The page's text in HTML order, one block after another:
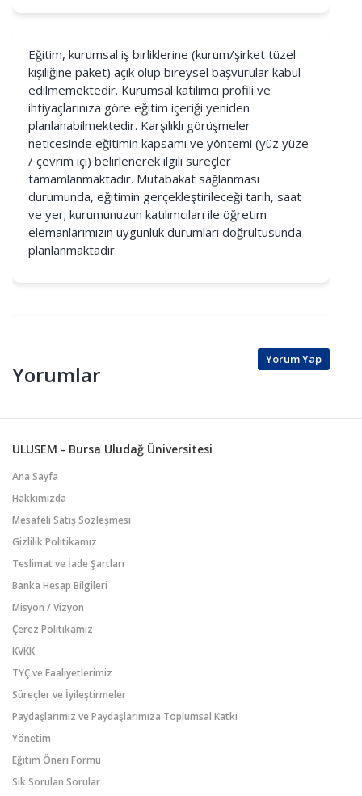
Eğitim, kurumsal iş birliklerine (kurum/şirket tüzel
kişiliğine paket) açık olup bireysel başvurular kabul
edilmemektedir. Kurumsal katılımcı profili ve
ihtiyaçlarınıza göre eğitim içeriği yeniden
planlanabilmektedir. Karşılıklı görüşmeler
neticesinde eğitimin kapsamı ve yöntemi (yüz yüze
/ çevrim içi) belirlenerek ilgili süreçler
tamamlanmaktadır. Mutabakat sağlanması
durumunda, eğitimin gerçekleştirileceği tarih, saat
ve yer; kurumunuzun katılımcıları ile öğretim
elemanlarımızın uygunluk durumları doğrultusunda
planlanmaktadır.
Yorumlar
Yorum Yap
ULUSEM - Bursa Uludağ Üniversitesi
Ana Sayfa
Hakkımızda
Mesafeli Satış Sözleşmesi
Gizlilik Politikamız
Teslimat ve İade Şartları
Banka Hesap Bilgileri
Misyon / Vizyon
Çerez Politikamız
KVKK
TYÇ ve Faaliyetlerimiz
Süreçler ve İyileştirmeler
Paydaşlarımız ve Paydaşlarımıza Toplumsal Katkı
Yönetim
Eğitim Öneri Formu
Sık Sorulan Sorular